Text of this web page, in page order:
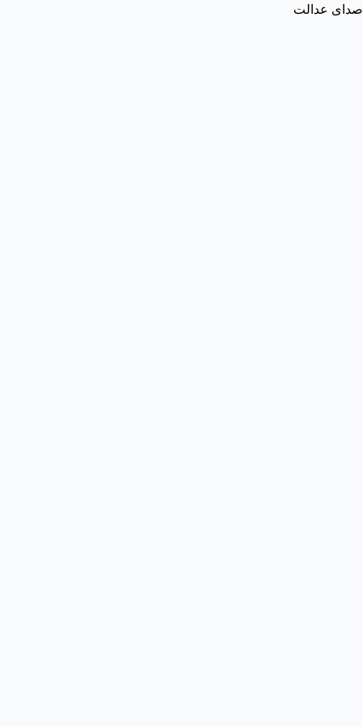
صدای عدالت